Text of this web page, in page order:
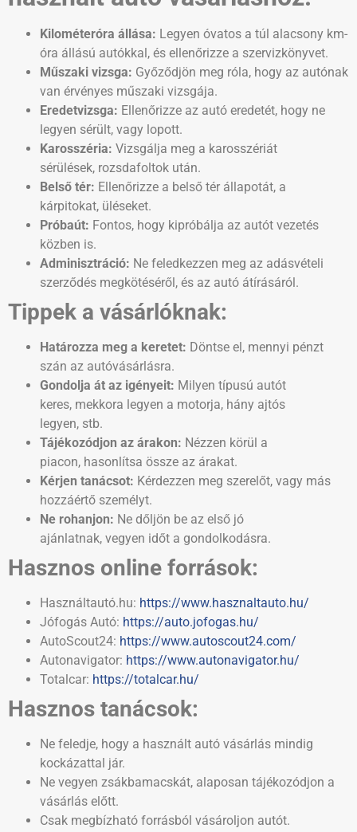
Kilométeróra állása: Legyen óvatos a túl alacsony km-
óra állású autókkal, és ellenőrizze a szervizkönyvet.
Műszaki vizsga: Győződjön meg róla, hogy az autónak
van érvényes műszaki vizsgája.
Eredetvizsga: Ellenőrizze az autó eredetét, hogy ne
legyen sérült, vagy lopott.
Karosszéria: Vizsgálja meg a karosszériát
sérülések, rozsdafoltok után.
Belső tér: Ellenőrizze a belső tér állapotát, a
kárpitokat, üléseket.
Próbaút: Fontos, hogy kipróbálja az autót vezetés
közben is.
Adminisztráció: Ne feledkezzen meg az adásvételi
szerződés megkötéséről, és az autó átírásáról.
Tippek a vásárlóknak:
Határozza meg a keretet: Döntse el, mennyi pénzt
szán az autóvásárlásra.
Gondolja át az igényeit: Milyen típusú autót
keres, mekkora legyen a motorja, hány ajtós
legyen, stb.
Tájékozódjon az árakon: Nézzen körül a
piacon, hasonlítsa össze az árakat.
Kérjen tanácsot: Kérdezzen meg szerelőt, vagy más
hozzáértő személyt.
Ne rohanjon: Ne dőljön be az első jó
ajánlatnak, vegyen időt a gondolkodásra.
Hasznos online források:
Használtautó.hu: https://www.hasznaltauto.hu/
Jófogás Autó: https://auto.jofogas.hu/
AutoScout24: https://www.autoscout24.com/
Autonavigator: https://www.autonavigator.hu/
Totalcar: https://totalcar.hu/
Hasznos tanácsok:
Ne feledje, hogy a használt autó vásárlás mindig
kockázattal jár.
Ne vegyen zsákbamacskát, alaposan tájékozódjon a
vásárlás előtt.
Csak megbízható forrásból vásároljon autót.